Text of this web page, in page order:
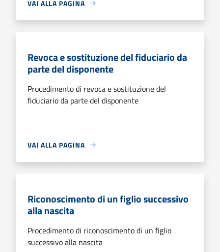
VAI ALLA PAGINA
Revoca e sostituzione del fiduciario da
parte del disponente
Procedimento di revoca e sostituzione del
fiduciario da parte del disponente
VAI ALLA PAGINA
Riconoscimento di un figlio successivo
alla nascita
Procedimento di riconoscimento di un figlio
successivo alla nascita